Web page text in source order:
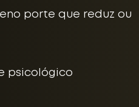
porte que reduz ou
psicológico